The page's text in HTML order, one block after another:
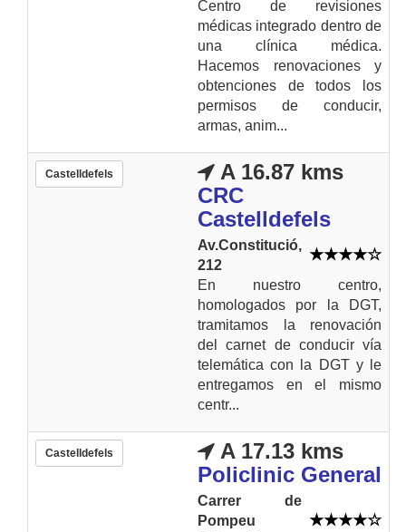
Centro de revisiones
médicas integrado dentro de
una clínica médica.
Hacemos renovaciones y
obtenciones de todos los
permisos de conducir,
armas, anim...
Castelldefels
A 16.87 kms
CRC
Castelldefels
Av.Constitució,
212
En nuestro centro,
homologados por la DGT,
tramitamos la renovación
del carnet de conducir vía
telemática con la DGT y le
entregamos en el mismo
centr...
Castelldefels
A 17.13 kms
Policlinic General
Carrer de
Pompeu